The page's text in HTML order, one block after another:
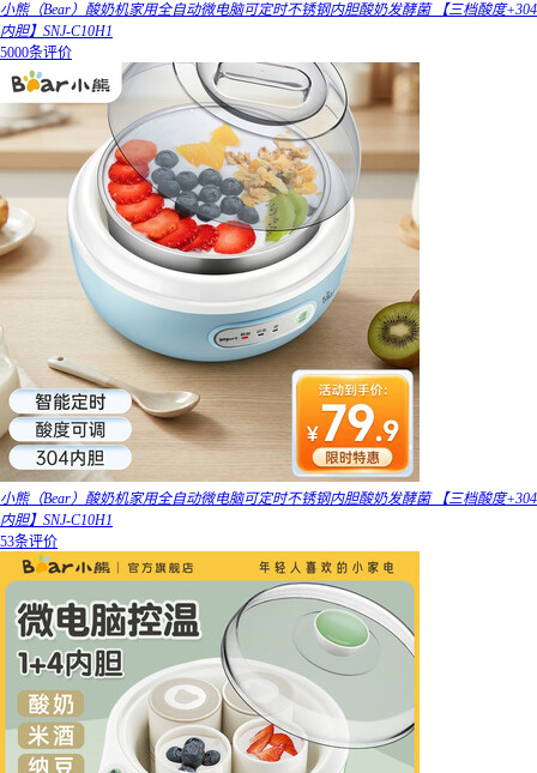
小熊（Bear）酸奶机家用全自动微电脑可定时不锈钢内胆酸奶发酵菌 【三档酸度+304
内胆】SNJ-C10H1
5000条评价
小熊（Bear）酸奶机家用全自动微电脑可定时不锈钢内胆酸奶发酵菌 【三档酸度+304
内胆】SNJ-C10H1
53条评价